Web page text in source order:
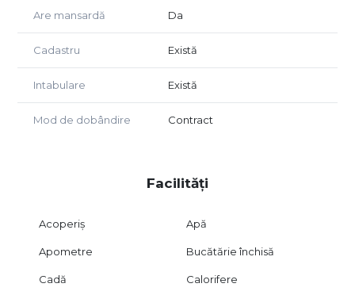
Are mansardă Da
Cadastru Există
Intabulare Există
Mod de dobândire Contract
Facilități
Acoperiș Apă
Apometre Bucătărie închisă
Cadă Calorifere